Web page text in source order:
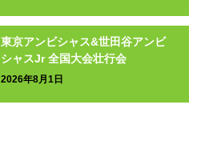
東京アンビシャス&世田谷アンビ
シャスJr 全国大会壮行会
2026年8月1日